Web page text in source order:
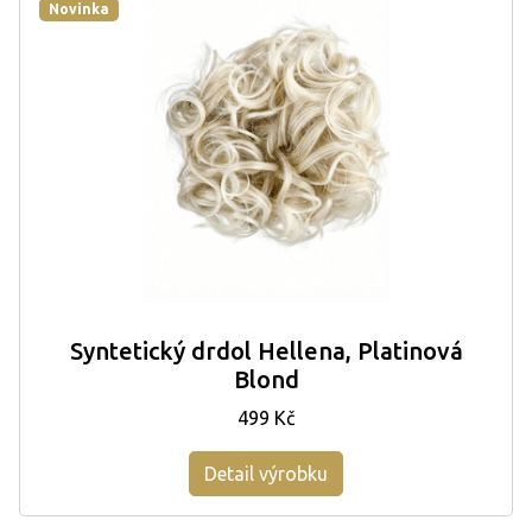
Novinka
Syntetický drdol Hellena, Platinová
Blond
499 Kč
Detail výrobku